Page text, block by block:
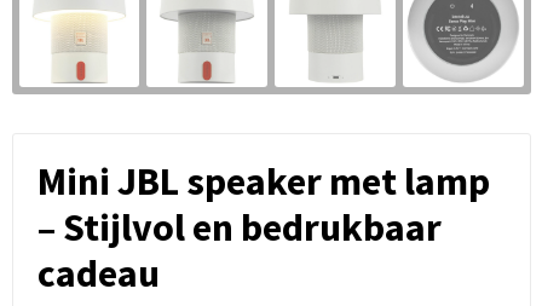
Mini JBL speaker met lamp
– Stijlvol en bedrukbaar
cadeau